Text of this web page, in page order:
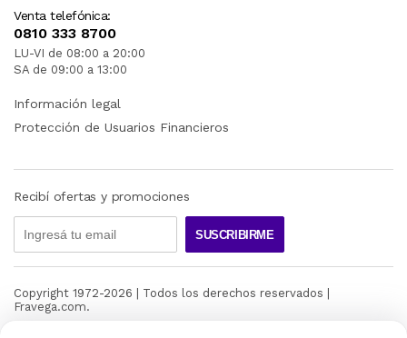
Venta telefónica:
0810 333 8700
LU-VI de 08:00 a 20:00
SA de 09:00 a 13:00
Información legal
Protección de Usuarios Financieros
Recibí ofertas y promociones
SUSCRIBIRME
Copyright 1972-2026 | Todos los derechos reservados |
Fravega.com.